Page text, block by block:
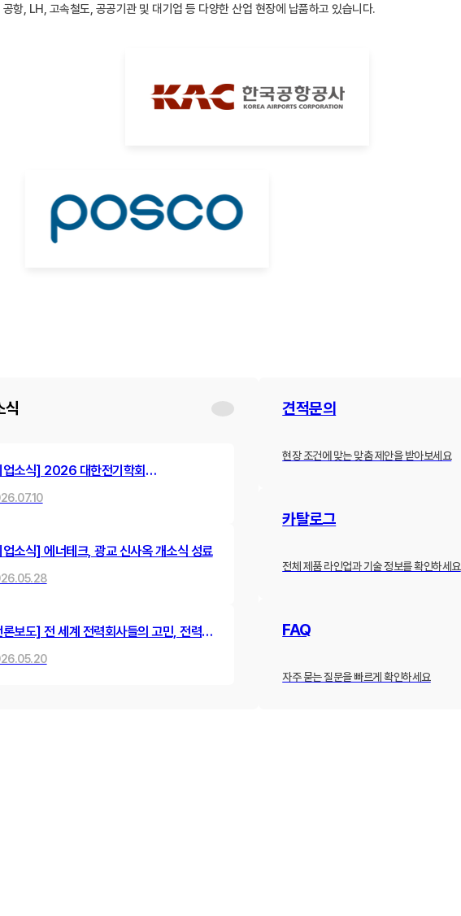
공항, LH, 고속철도, 공공기관 및 대기업 등 다양한 산업 현장에 납품하고 있습니다.
식
업소식] 2026 대한전기학회
소식] 에너테크, 광교 신사옥 개소식 성료
보도] 전 세계 전력회사들의 고민, 전력선
견적문의
현장 조건에 맞는 맞춤 제안을 받아보세요
카탈로그
전체 제품 라인업과 기술 정보를 확인하세요
FAQ
자주 묻는 질문을 빠르게 확인하세요